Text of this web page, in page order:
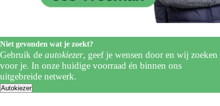
Niet gevonden wat je zoekt?
Gebruik de autokiezer, geef je wensen door en wij zoeken
voor je. In onze huidige voorraad én binnen ons
uitgebreide netwerk.
Autokiezer